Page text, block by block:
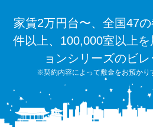
家賃2万円台〜、全国47
件以上、100,000室以上
ョンシリーズのビレ
※契約内容によって敷金をお預かり